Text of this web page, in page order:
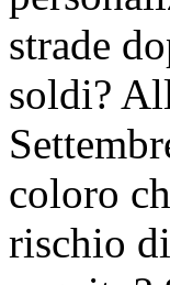
strade
soldi?
coloro
rischio